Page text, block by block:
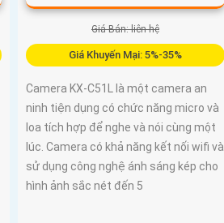
Giá Bán: liên hệ
Giá Khuyến Mại: 5%-35%
Camera KX-C51L là một camera an
ninh tiện dụng có chức năng micro và
loa tích hợp để nghe và nói cùng một
lúc. Camera có khả năng kết nối wifi và
sử dụng công nghệ ánh sáng kép cho
hình ảnh sắc nét đến 5